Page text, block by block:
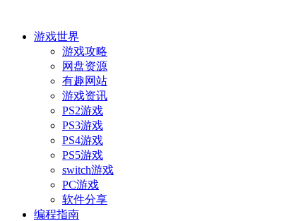
游戏世界
游戏攻略
网盘资源
有趣网站
游戏资讯
PS2游戏
PS3游戏
PS4游戏
PS5游戏
switch游戏
PC游戏
软件分享
编程指南